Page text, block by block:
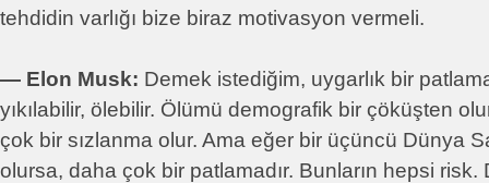
tehdidin varlığı bize biraz motivasyon vermeli.
― Elon Musk: Demek istediğim, uygarlık bir
yıkılabilir, ölebilir. Ölümü demografik bir çöküşten
çok bir sızlanma olur. Ama eğer bir üçüncü Dünya
olursa, daha çok bir patlamadır. Bunların hepsi risk.